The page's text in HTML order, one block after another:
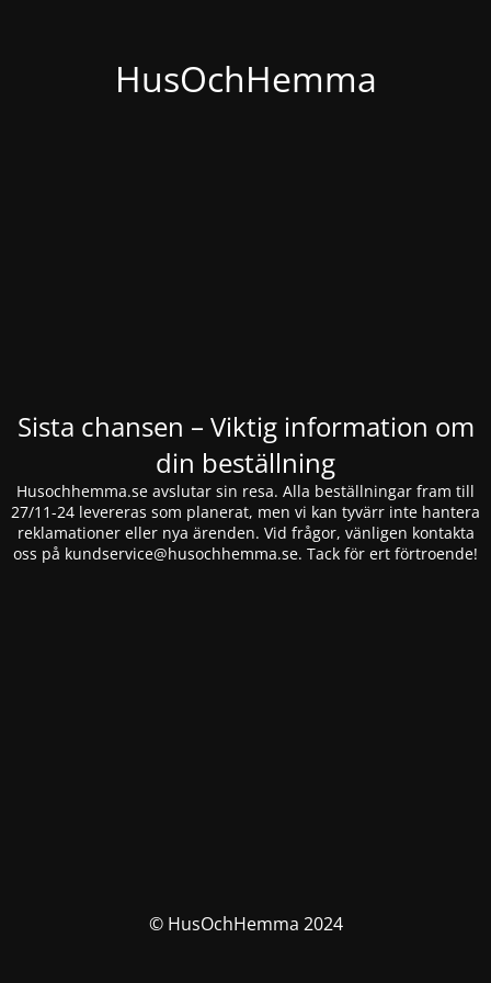
HusOchHemma
Sista chansen – Viktig information om
din beställning
Husochhemma.se avslutar sin resa. Alla beställningar fram till
27/11-24 levereras som planerat, men vi kan tyvärr inte hantera
reklamationer eller nya ärenden. Vid frågor, vänligen kontakta
oss på kundservice@husochhemma.se. Tack för ert förtroende!
© HusOchHemma 2024